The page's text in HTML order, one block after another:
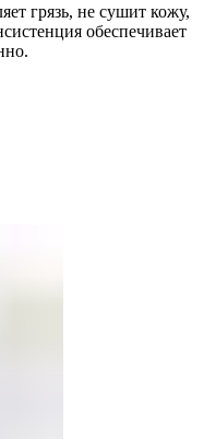
грязь, не сушит кожу,
обеспечивает